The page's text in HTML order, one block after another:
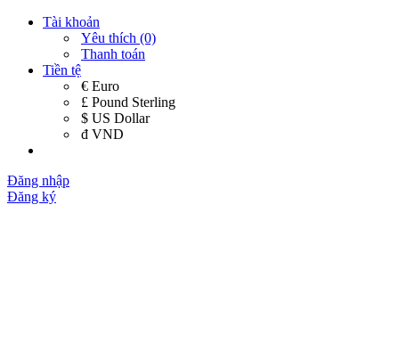
Tài khoản
Yêu thích (0)
Thanh toán
Tiền tệ
€ Euro
£ Pound Sterling
$ US Dollar
đ VND
Đăng nhập
Đăng ký